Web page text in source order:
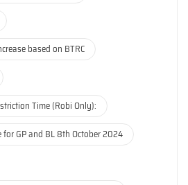
based on BTRC
Time (Robi Only):
GP and BL 8th October 2024